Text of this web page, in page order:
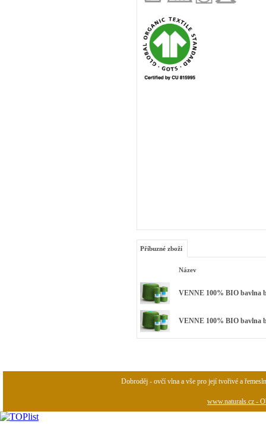
Příbuzné zboží
Název
VENNE 100% BIO bavlna
VENNE 100% BIO bavlna
Dobroděj - ovčí vlna a vše pro její tvořivé a
www.naturals.cz -